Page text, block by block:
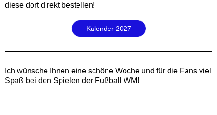
diese dort direkt bestellen‍!
Kalender 2027
Ich wünsche Ihnen eine schöne Woche und für die Fans viel
Spaß bei den Spielen der Fußball WM!